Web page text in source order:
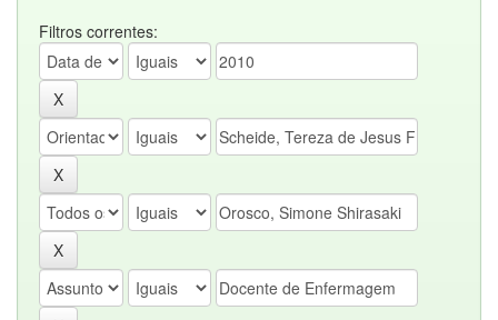
Filtros correntes: